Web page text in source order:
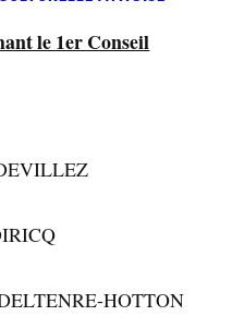
le 1er Conseil
HOTTON